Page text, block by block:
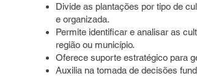
Divide as plantações por tipo de
e organizada.
Permite identificar e analisar as
região ou município.
Oferece suporte estratégico para
Auxilia na tomada de decisões